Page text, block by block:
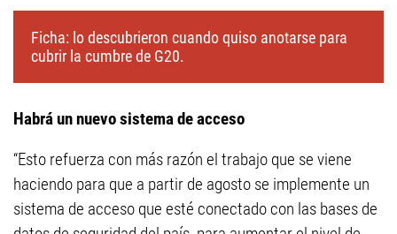
Ficha: lo descubrieron cuando quiso anotarse para
cubrir la cumbre de G20.
Habrá un nuevo sistema de acceso
“Esto refuerza con más razón el trabajo que se viene
haciendo para que a partir de agosto se implemente un
sistema de acceso que esté conectado con las bases de